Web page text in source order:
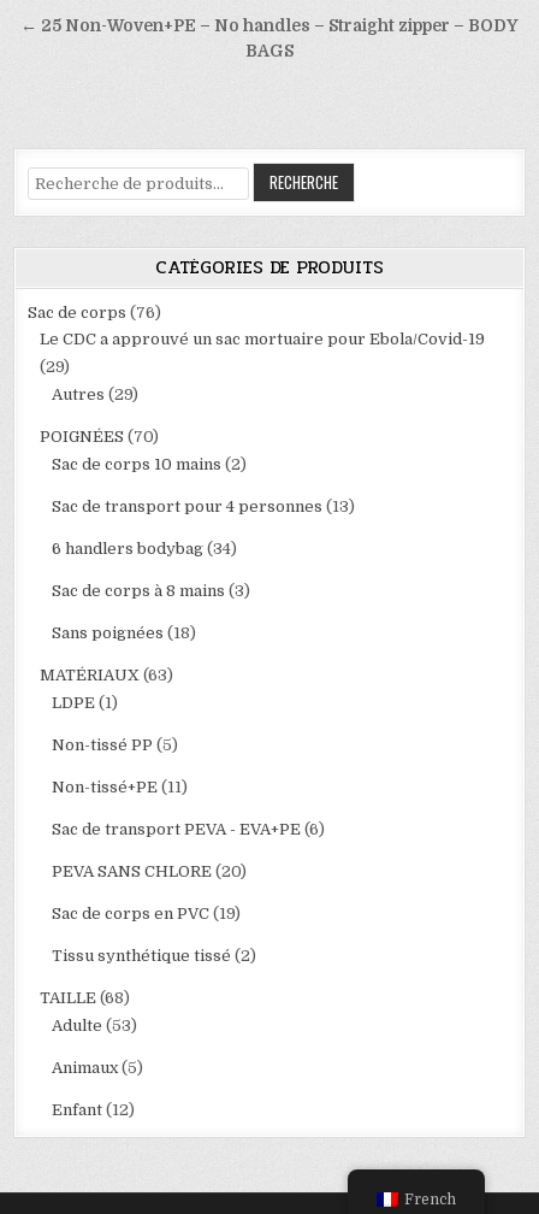
l’article
← 25 Non-Woven+PE – No handles – Straight zipper – BODY
BAGS
Recherche
pour :
RECHERCHE
CATÉGORIES DE PRODUITS
Sac de corps (76)
Le CDC a approuvé un sac mortuaire pour Ebola/Covid-19
(29)
Autres (29)
POIGNÉES (70)
Sac de corps 10 mains (2)
Sac de transport pour 4 personnes (13)
6 handlers bodybag (34)
Sac de corps à 8 mains (3)
Sans poignées (18)
MATÉRIAUX (63)
LDPE (1)
Non-tissé PP (5)
Non-tissé+PE (11)
Sac de transport PEVA - EVA+PE (6)
PEVA SANS CHLORE (20)
Sac de corps en PVC (19)
Tissu synthétique tissé (2)
TAILLE (68)
Adulte (53)
Animaux (5)
Enfant (12)
French